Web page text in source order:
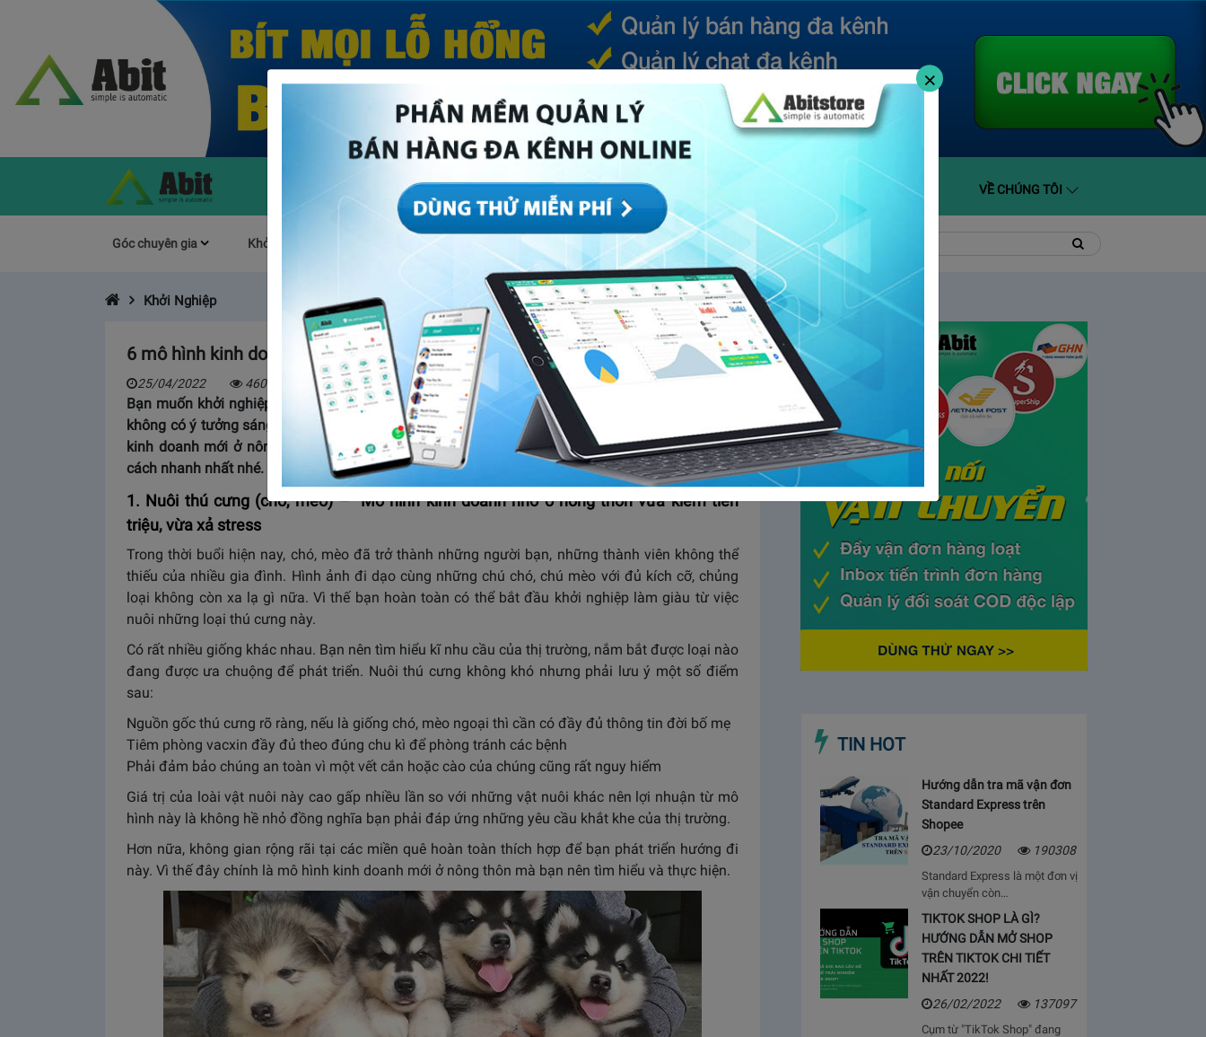
(CURRENT) BÁO GIÁ HỖ TRỢ VỀ CHÚNG TÔI
Góc chuyên gia Khởi Nghiệp Mục khác Quản trị Về Abit
kiếm:
kiếm
Khởi Nghiệp
6 mô hình kinh doanh mới ở nông thôn giúp bạn làm giàu nhanh nhất
25/04/2022 4608
Bạn muốn khởi nghiệp làm giàu tại quê hương của mình? Nhưng lại chưa biết kinh doanh gì vì
không có ý tưởng sáng tạo và không biết đâu là xu hướng? Vậy hãy tham khảo ngay 6 mô hình
kinh doanh mới ở nông thôn trong bài viết dưới đây để có hướng đi đúng và thành công một
cách nhanh nhất nhé.
1. Nuôi thú cưng (chó, mèo) – Mô hình kinh doanh nhỏ ở nông thôn vừa kiếm tiền
triệu, vừa xả stress
Trong thời buổi hiện nay, chó, mèo đã trở thành những người bạn, những thành viên không thể
thiếu của nhiều gia đình. Hình ảnh đi dạo cùng những chú chó, chú mèo với đủ kích cỡ, chủng
loại không còn xa lạ gì nữa. Vì thế bạn hoàn toàn có thể bắt đầu khởi nghiệp làm giàu từ việc
nuôi những loại thú cưng này.
Có rất nhiều giống khác nhau. Bạn nên tìm hiểu kĩ nhu cầu của thị trường, nắm bắt được loại nào
đang được ưa chuộng để phát triển. Nuôi thú cưng không khó nhưng phải lưu ý một số điểm
sau:
Nguồn gốc thú cưng rõ ràng, nếu là giống chó, mèo ngoại thì cần có đầy đủ thông tin đời bố mẹ
Tiêm phòng vacxin đầy đủ theo đúng chu kì để phòng tránh các bệnh
Phải đảm bảo chúng an toàn vì một vết cắn hoặc cào của chúng cũng rất nguy hiểm
Giá trị của loài vật nuôi này cao gấp nhiều lần so với những vật nuôi khác nên lợi nhuận từ mô
hình này là không hề nhỏ đồng nghĩa bạn phải đáp ứng những yêu cầu khắt khe của thị trường.
Hơn nữa, không gian rộng rãi tại các miền quê hoàn toàn thích hợp để bạn phát triển hướng đi
này. Vì thế đây chính là mô hình kinh doanh mới ở nông thôn mà bạn nên tìm hiểu và thực hiện.
TIN HOT
Hướng dẫn tra mã vận đơn
Standard Express trên
Shopee
23/10/2020
190308
Standard Express là một đơn vị
vận chuyển còn…
TIKTOK SHOP LÀ GÌ?
HƯỚNG DẪN MỞ SHOP
TRÊN TIKTOK CHI TIẾT
NHẤT 2022!
26/02/2022
137097
Cụm từ "TikTok Shop" đang
×